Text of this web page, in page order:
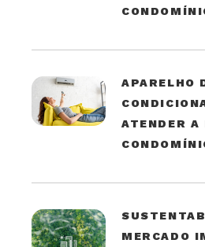
APARELHO
ATENDER A
MERCADO